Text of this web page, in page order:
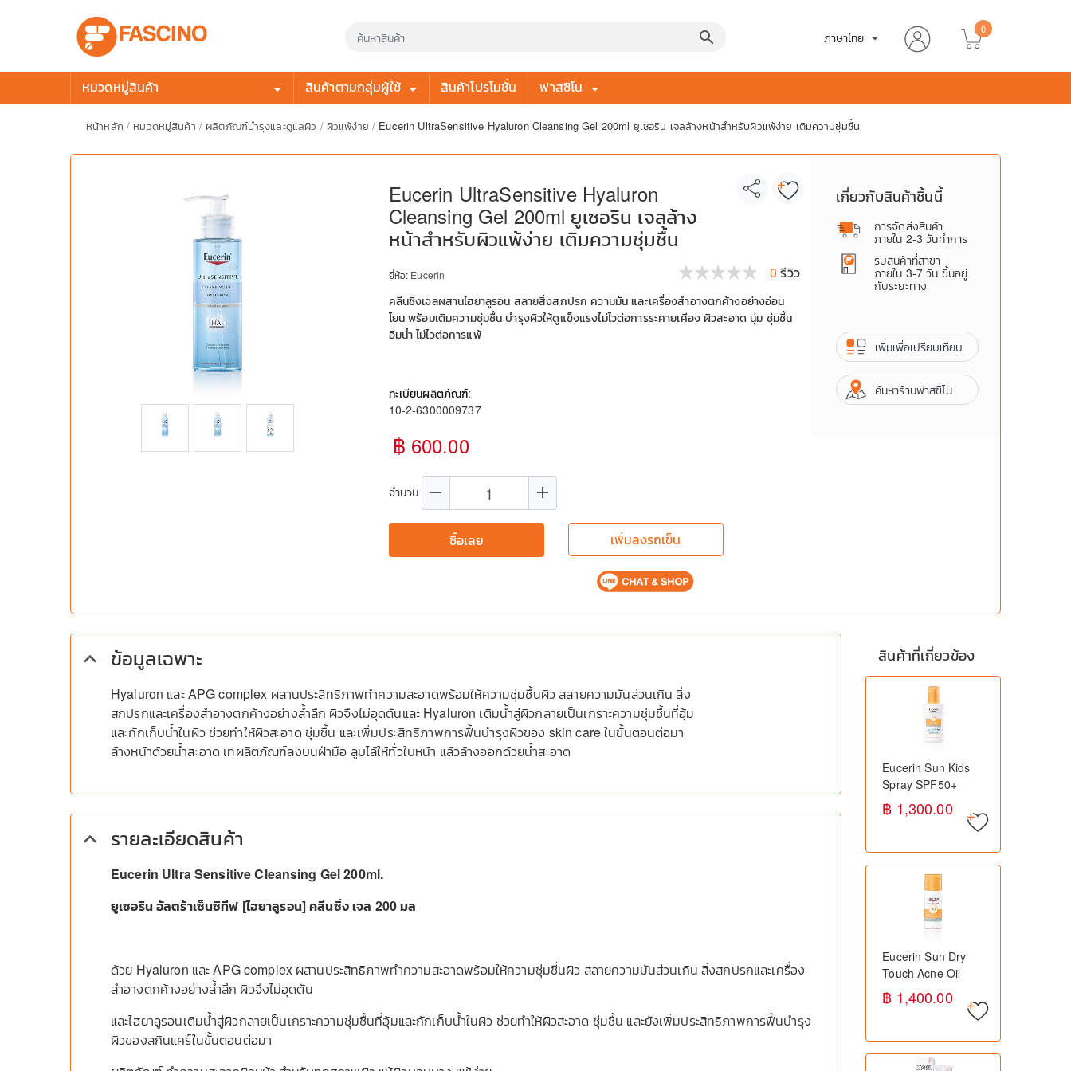
search ภาษาไทย arrow_drop_down
0
หมวดหมู่สินค้า สินค้าตามกลุ่มผู้ใช้ สินค้าโปรโมชั่น ฟาสซิโน
หน้าหลัก / หมวดหมู่สินค้า / ผลิตภัณฑ์บำรุงและดูแลผิว / ผิวแพ้ง่าย/ Eucerin UltraSensitive Hyaluron Cleansing Gel 200ml ยูเซอริน เจลล้างหน้าสำหรับผิวแพ้ง่าย เติมความชุ่มชื้น
Eucerin UltraSensitive Hyaluron
Cleansing Gel 200ml ยูเซอริน เจลล้าง
หน้าสำหรับผิวแพ้ง่าย เติมความชุ่มชื้น
ยี่ห้อ: Eucerin 0 รีวิว
คลีนซิ่งเจลผสานไฮยาลูรอน สลายสิ่งสกปรก ความมัน และเครื่องสำอางตกค้างอย่างอ่อน
โยน พร้อมเติมความชุ่มชื้น บำรุงผิวให้ดูแข็งแรงไม่ไวต่อการระคายเคือง ผิวสะอาด นุ่ม ชุ่มชื้น
อิ่มน้ำ ไม่ไวต่อการแพ้
ทะเบียนผลิตภัณฑ์:
10-2-6300009737
฿ 600.00
จำนวน remove add
ซื้อเลย เพิ่มลงรถเข็น
เกี่ยวกับสินค้าชิ้นนี้
การจัดส่งสินค้า
ภายใน 2-3 วันทำการ
รับสินค้าที่สาขา
ภายใน 3-7 วัน ขึ้นอยู่
กับระยะทาง
เพิ่มเพื่อเปรียบเทียบ
ค้นหาร้านฟาสซิโน
ข้อมูลเฉพาะ
keyboard_arrow_up
Hyaluron และ APG complex ผสานประสิทธิภาพทำความสะอาดพร้อมให้ความชุ่มชื้นผิว สลายความมันส่วนเกิน สิ่ง
สกปรกและเครื่องสำอางตกค้างอย่างล้ำลึก ผิวจึงไม่อุดตันและ Hyaluron เติมน้ำสู่ผิวกลายเป็นเกราะความชุ่มชื้นที่อุ้ม
และกักเก็บน้ำในผิว ช่วยทำให้ผิวสะอาด ชุ่มชื้น และเพิ่มประสิทธิภาพการฟื้นบำรุงผิวของ skin care ในขั้นตอนต่อมา
ล้างหน้าด้วยน้ำสะอาด เทผลิตภัณฑ์ลงบนฝ่ามือ ลูบไล้ให้ทั่วใบหน้า แล้วล้างออกด้วยน้ำสะอาด
รายละเอียดสินค้า
keyboard_arrow_up
Eucerin Ultra Sensitive Cleansing Gel 200ml.
ยูเซอริน อัลตร้าเซ็นซิทีฟ [ไฮยาลูรอน] คลีนซิ่ง เจล 200 มล
ด้วย Hyaluron และ APG complex ผสานประสิทธิภาพทำความสะอาดพร้อมให้ความชุ่มชื่นผิว สลายความมันส่วนเกิน สิ่งสกปรกและเครื่อง
สำอางตกค้างอย่างล้ำลึก ผิวจึงไม่อุดตัน
และไฮยาลูรอนเติมน้ำสู่ผิวกลายเป็นเกราะความชุ่มชื้นที่อุ้มและกักเก็บน้ำในผิว ช่วยทำให้ผิวสะอาด ชุ่มชื้น และยังเพิ่มประสิทธิภาพการฟื้นบำรุง
ผิวของสกินแคร์ในขั้นตอนต่อมา
สินค้าที่เกี่ยวข้อง
Eucerin Sun Kids
Spray SPF50+
200ml ยูเซอริน ส
เปรย์กันแดดสำหรับ
เด็ก SPF50+ ปกป้อง
ผิวจากแสงแดด
฿ 1,300.00
Eucerin Sun Dry
Touch Acne Oil
Control SPF50+
50ml ยูเซอริน กันแดด
ง่าย
฿ 1,400.00